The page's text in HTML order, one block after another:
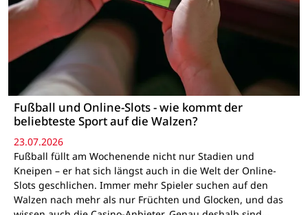
Fußball und Online-Slots - wie kommt der
beliebteste Sport auf die Walzen?
23.07.2026
Fußball füllt am Wochenende nicht nur Stadien und
Kneipen – er hat sich längst auch in die Welt der Online-
Slots geschlichen. Immer mehr Spieler suchen auf den
Walzen nach mehr als nur Früchten und Glocken, und das